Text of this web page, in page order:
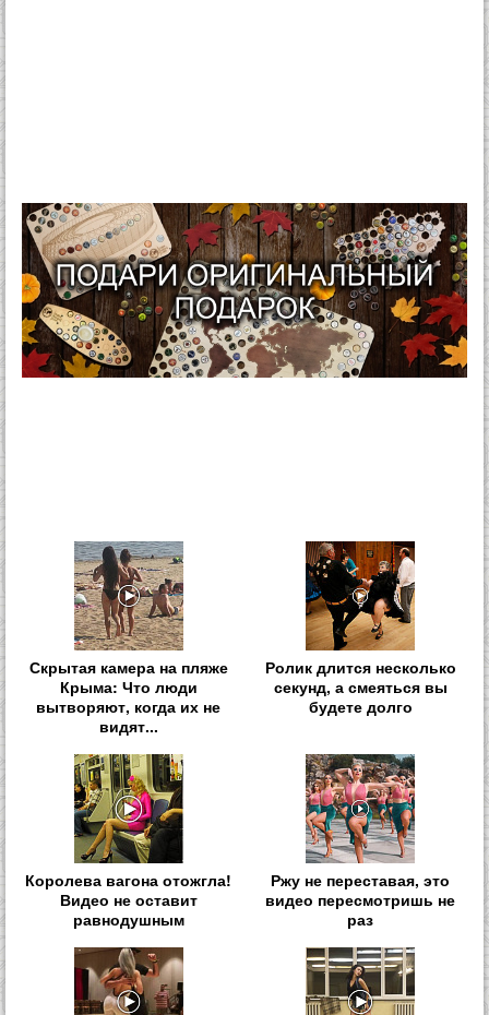
Скрытая камера на пляже
Крыма: Что люди
вытворяют, когда их не
видят...
Ролик длится несколько
секунд, а смеяться вы
будете долго
Королева вагона отожгла!
Видео не оставит
равнодушным
Ржу не переставая, это
видео пересмотришь не
раз